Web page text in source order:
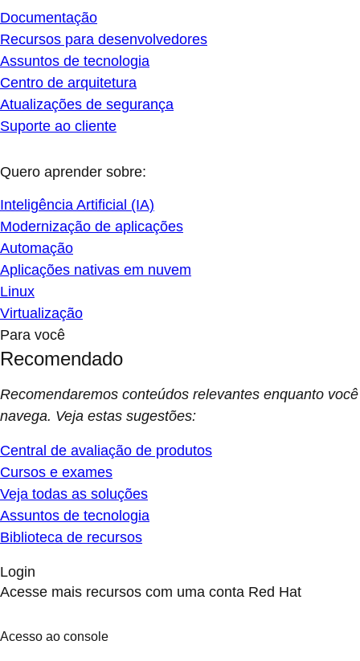
Documentação
Recursos para desenvolvedores
Assuntos de tecnologia
Centro de arquitetura
Atualizações de segurança
Suporte ao cliente
Quero aprender sobre:
Inteligência Artificial (IA)
Modernização de aplicações
Automação
Aplicações nativas em nuvem
Linux
Virtualização
Para você
Recomendado
Recomendaremos conteúdos relevantes enquanto você
navega. Veja estas sugestões:
Central de avaliação de produtos
Cursos e exames
Veja todas as soluções
Assuntos de tecnologia
Biblioteca de recursos
Login
Acesse mais recursos com uma conta Red Hat
Acesso ao console